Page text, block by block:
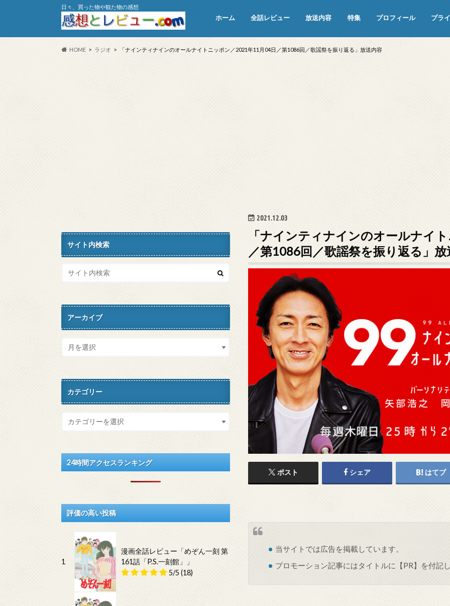
日々、買った物や観た物の感想
ホーム 全話レビュー 放送内容 特集 プロフィール プラ
HOME ラジオ 「ナインティナインのオールナイトニッポン／2021年11月04日／第1086回／歌謡祭を振り返る」放送内容
2021.12.03
「ナインティナインのオールナイ
／第1086回／歌謡祭を振り返る」放
ポスト シェア はてブ
当サイトでは広告を掲載しています。
プロモーション記事にはタイトルに【PR】を付記
サイト内検索
アーカイブ
カテゴリー
24時間アクセスランキング
評価の高い投稿
1
漫画全話レビュー「めぞん一刻 第
161話「P.S.一刻館」」
5/5 (18)